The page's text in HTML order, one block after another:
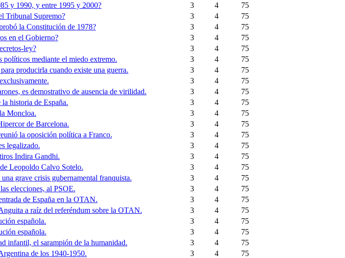
y 1990, y entre 1995 y 2000? 3 4
75
Tribunal Supremo? 3 4
75
la Constitución de 1978? 3 4
75
en el Gobierno? 3 4
75
ley? 3 4
75
políticos mediante el miedo extremo. 3 4
75
producirla cuando existe una guerra. 3 4
75
3 4
75
es demostrativo de ausencia de virilidad. 3 4
75
historia de España. 3 4
75
Moncloa. 3 4
75
de Barcelona. 3 4
75
la oposición política a Franco. 3 4
75
legalizado. 3 4
75
Indira Gandhi. 3 4
75
Leopoldo Calvo Sotelo. 3 4
75
grave crisis gubernamental franquista. 3 4
75
elecciones, al PSOE. 3 4
75
de España en la OTAN. 3 4
75
a raíz del referéndum sobre la OTAN. 3 4
75
española. 3 4
75
española. 3 4
75
infantil, el sarampión de la humanidad. 3 4
75
de los 1940-1950. 3 4
75